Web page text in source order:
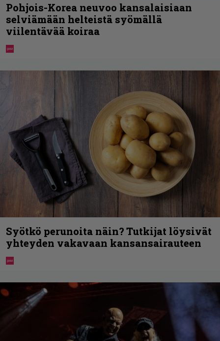
Pohjois-Korea neuvoo kansalaisiaan
selviämään helteistä syömällä
viilentävää koiraa
Syötkö perunoita näin? Tutkijat löysivät
yhteyden vakavaan kansansairauteen